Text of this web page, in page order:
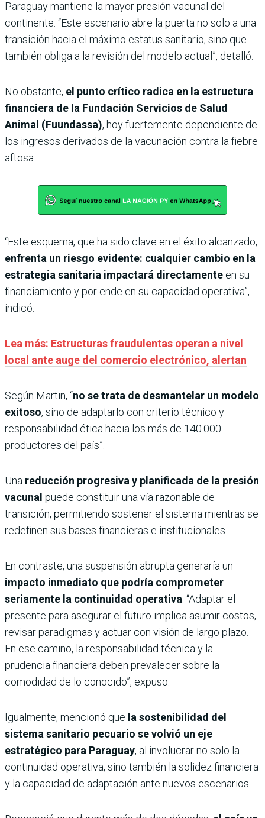
Paraguay mantiene la mayor presión vacunal del
continente. “Este escenario abre la puerta no solo a una
transición hacia el máximo estatus sanitario, sino que
también obliga a la revisión del modelo actual”, detalló.
No obstante, el punto crítico radica en la estructura
financiera de la Fundación Servicios de Salud
Animal (Fuundassa), hoy fuertemente dependiente de
los ingresos derivados de la vacunación contra la fiebre
aftosa.
“Este esquema, que ha sido clave en el éxito alcanzado,
enfrenta un riesgo evidente: cualquier cambio en la
estrategia sanitaria impactará directamente en su
financiamiento y por ende en su capacidad operativa”,
indicó.
Lea más: Estructuras fraudulentas operan a nivel
local ante auge del comercio electrónico, alertan
Según Martin, “no se trata de desmantelar un modelo
exitoso, sino de adaptarlo con criterio técnico y
responsabilidad ética hacia los más de 140.000
productores del país”.
Una reducción progresiva y planificada de la presión
vacunal puede constituir una vía razonable de
transición, permitiendo sostener el sistema mientras se
redefinen sus bases financieras e institucionales.
En contraste, una suspensión abrupta generaría un
impacto inmediato que podría comprometer
seriamente la continuidad operativa . “Adaptar el
presente para asegurar el futuro implica asumir costos,
revisar paradigmas y actuar con visión de largo plazo.
En ese camino, la responsabilidad técnica y la
prudencia financiera deben prevalecer sobre la
comodidad de lo conocido”, expuso.
Igualmente, mencionó que la sostenibilidad del
sistema sanitario pecuario se volvió un eje
estratégico para Paraguay, al involucrar no solo la
continuidad operativa, sino también la solidez financiera
y la capacidad de adaptación ante nuevos escenarios.